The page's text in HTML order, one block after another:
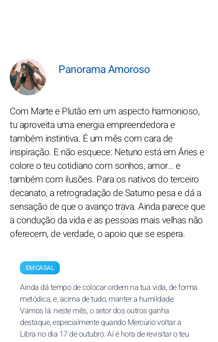
Panorama Amoroso
Com Marte e Plutão em um aspecto harmonioso,
tu aproveita uma energia empreendedora e
também instintiva. É um mês com cara de
inspiração. E não esquece: Netuno está em Áries e
colore o teu cotidiano com sonhos, amor… e
também com ilusões. Para os nativos do terceiro
decanato, a retrogradação de Saturno pesa e dá a
sensação de que o avanço trava. Ainda parece que
a condução da vida e as pessoas mais velhas não
oferecem, de verdade, o apoio que se espera.
EM CASAL
Ainda dá tempo de colocar ordem na tua vida, de forma
metódica, e, acima de tudo, manter a humildade.
Vamos lá: neste mês, o setor dos outros ganha
destaque, especialmente quando Mercúrio voltar a
Libra no dia 17 de outubro. Aí é hora de revisitar o teu